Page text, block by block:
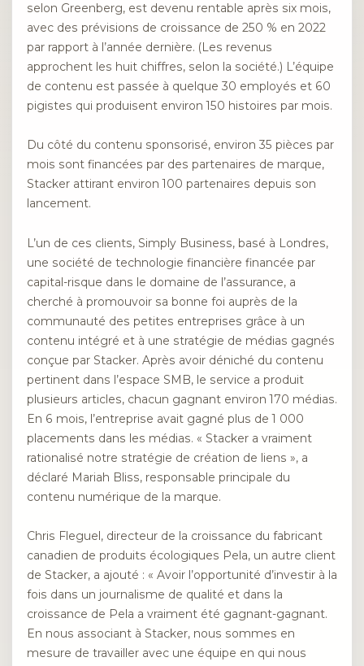
selon Greenberg, est devenu rentable après six mois,
avec des prévisions de croissance de 250 % en 2022
par rapport à l’année dernière. (Les revenus
approchent les huit chiffres, selon la société.) L’équipe
de contenu est passée à quelque 30 employés et 60
pigistes qui produisent environ 150 histoires par mois.
Du côté du contenu sponsorisé, environ 35 pièces par
mois sont financées par des partenaires de marque,
Stacker attirant environ 100 partenaires depuis son
lancement.
L’un de ces clients, Simply Business, basé à Londres,
une société de technologie financière financée par
capital-risque dans le domaine de l’assurance, a
cherché à promouvoir sa bonne foi auprès de la
communauté des petites entreprises grâce à un
contenu intégré et à une stratégie de médias gagnés
conçue par Stacker. Après avoir déniché du contenu
pertinent dans l’espace SMB, le service a produit
plusieurs articles, chacun gagnant environ 170 médias.
En 6 mois, l’entreprise avait gagné plus de 1 000
placements dans les médias. « Stacker a vraiment
rationalisé notre stratégie de création de liens », a
déclaré Mariah Bliss, responsable principale du
contenu numérique de la marque.
Chris Fleguel, directeur de la croissance du fabricant
canadien de produits écologiques Pela, un autre client
de Stacker, a ajouté : « Avoir l’opportunité d’investir à la
fois dans un journalisme de qualité et dans la
croissance de Pela a vraiment été gagnant-gagnant.
En nous associant à Stacker, nous sommes en
mesure de travailler avec une équipe en qui nous